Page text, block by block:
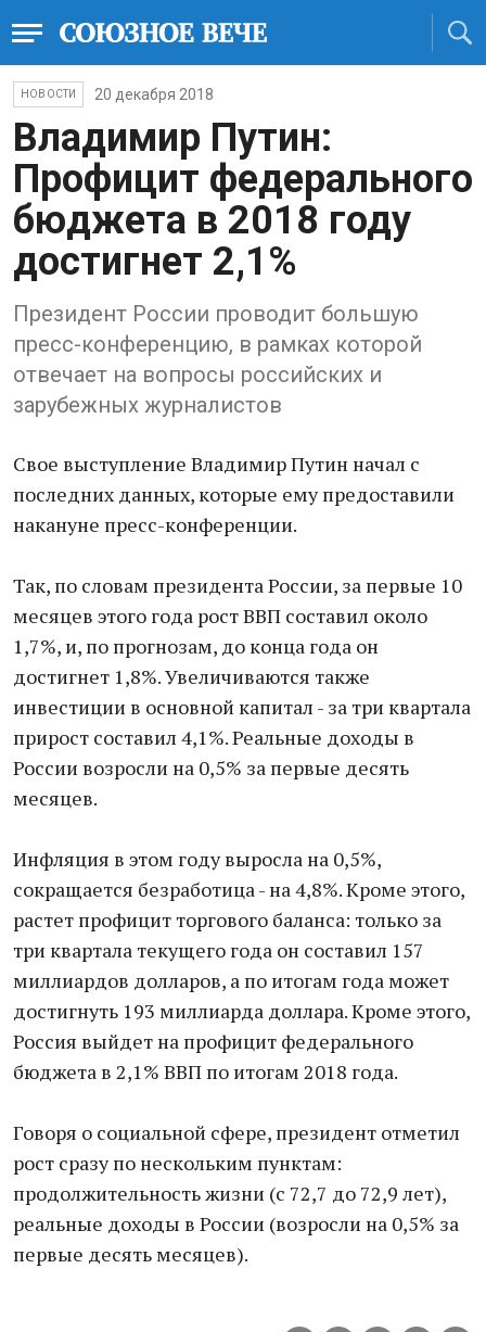
НОВОСТИ 20 декабря 2018
Владимир Путин:
Профицит федерального
бюджета в 2018 году
достигнет 2,1%
Президент России проводит большую
пресс-конференцию, в рамках которой
отвечает на вопросы российских и
зарубежных журналистов
Свое выступление Владимир Путин начал с
последних данных, которые ему предоставили
накануне пресс-конференции.
Так, по словам президента России, за первые 10
месяцев этого года рост ВВП составил около
1,7%, и, по прогнозам, до конца года он
достигнет 1,8%. Увеличиваются также
инвестиции в основной капитал - за три квартала
прирост составил 4,1%. Реальные доходы в
России возросли на 0,5% за первые десять
месяцев.
Инфляция в этом году выросла на 0,5%,
сокращается безработица - на 4,8%. Кроме этого,
растет профицит торгового баланса: только за
три квартала текущего года он составил 157
миллиардов долларов, а по итогам года может
достигнуть 193 миллиарда доллара. Кроме этого,
Россия выйдет на профицит федерального
бюджета в 2,1% ВВП по итогам 2018 года.
Говоря о социальной сфере, президент отметил
рост сразу по нескольким пунктам:
продолжительность жизни (с 72,7 до 72,9 лет),
реальные доходы в России (возросли на 0,5% за
первые десять месяцев).